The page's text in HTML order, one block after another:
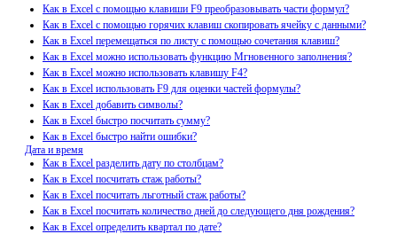
Как в Excel с помощью клавиши F9 преобразовывать части формул?
Как в Excel с помощью горячих клавиш скопировать ячейку с данными?
Как в Excel перемещаться по листу с помощью сочетания клавиш?
Как в Excel можно использовать функцию Мгновенного заполнения?
Как в Excel можно использовать клавишу F4?
Как в Excel использовать F9 для оценки частей формулы?
Как в Excel добавить символы?
Как в Excel быстро посчитать сумму?
Как в Excel быстро найти ошибки?
Дата и время
Как в Excel разделить дату по столбцам?
Как в Excel посчитать стаж работы?
Как в Excel посчитать льготный стаж работы?
Как в Excel посчитать количество дней до следующего дня рождения?
Как в Excel определить квартал по дате?